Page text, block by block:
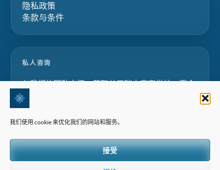
我们使用 cookie 来优化我们的网站和服务。
接受
隐私政策
条款与条件
私人咨询
与我们的团队交流，获取关于瑞士寄宿学校、夏令
营和家庭教育项目的定制化建议。.
请求咨询